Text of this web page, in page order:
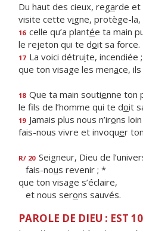
Du haut des cieux, regarde et
visite cette vigne, protège-la,
16 celle qu’a plantée ta main
le rejeton qui te doit sa force.
17 La voici détruite, incendiée ;
que ton visage les menace,
18 Que ta main soutienne ton
le fils de l’homme qui te doit
19 Jamais plus nous n’irons
fais-nous vivre et invoquer
R/ 20 Seigneur, Dieu de
fais-nous revenir ; *
que ton visage s’éclaire,
et nous serons sauvés.
PAROLE DE DIEU : EST